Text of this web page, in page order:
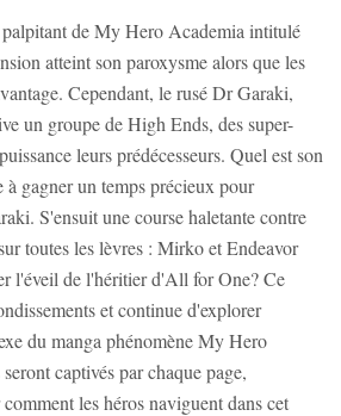
de My Hero Academia intitulé
atteint son paroxysme alors que les
Cependant, le rusé Dr Garaki,
un groupe de High Ends, des super-
leurs prédécesseurs. Quel est son
à gagner un temps précieux pour
S'ensuit une course haletante contre
toutes les lèvres : Mirko et Endeavor
l'éveil de l'héritier d'All for One? Ce
et continue d'explorer
du manga phénomène My Hero
captivés par chaque page,
les héros naviguent dans cet